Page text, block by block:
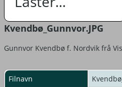
Kvendbø_Gunnvor.JPG
Gunnvor Kvendbø f. Nordvik frå
Filnavn